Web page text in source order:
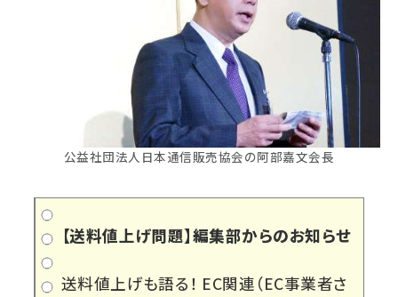
公益社団法人日本通信販売協会の阿部嘉文会長
【送料値上げ問題】編集部からのお知らせ
送料値上げも語る！ EC関連（EC事業者さ